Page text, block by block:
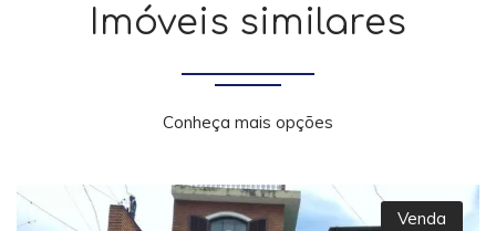
Imóveis similares
Conheça mais opções
Venda